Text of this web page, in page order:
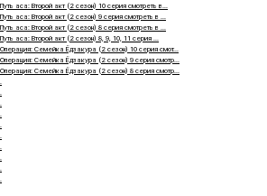
Путь аса: Второй акт (2 сезон) 10 серия смотреть в...
Путь аса: Второй акт (2 сезон) 9 серия смотреть в ...
Путь аса: Второй акт (2 сезон) 8 серия смотреть в ...
Путь аса: Второй акт (2 сезон) 8, 9, 10, 11 серия ...
Операция: Семейка Ёдзакура (2 сезон) 10 серия смот...
Операция: Семейка Ёдзакура (2 сезон) 9 серия смотр...
Операция: Семейка Ёдзакура (2 сезон) 8 серия смотр...
.
.
.
.
.
.
.
.
.
.